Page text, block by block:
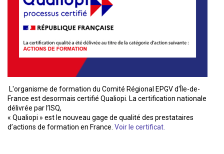
L'organisme de formation du Comité Régional EPGV d'Île-de-
France est desormais certifié Qualiopi. La certification nationale
délivrée par l’ISQ,
« Qualiopi » est le nouveau gage de qualité des prestataires
d’actions de formation en France. Voir le certificat.